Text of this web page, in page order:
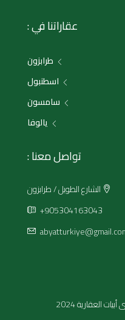
عقاراتنا في :
طرابزون
اسطنبول
سامسون
يالوفا
تواصل معنا :
الشارع الطويل / طرابزون
+905304163043
العقارية 2024